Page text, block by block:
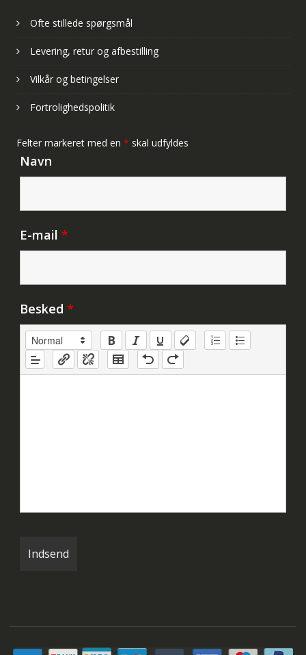
Ofte stillede spørgsmål
Levering, retur og afbestilling
Vilkår og betingelser
Fortrolighedspolitik
Felter markeret med en * skal udfyldes
Navn
E-mail *
Besked *